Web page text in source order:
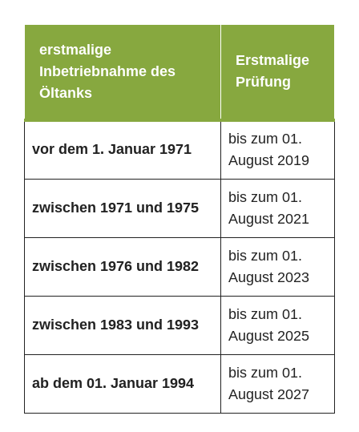
erstmalige
Inbetriebnahme des
Öltanks
Erstmalige
Prüfung
vor dem 1. Januar 1971
bis zum 01.
August 2019
zwischen 1971 und 1975
bis zum 01.
August 2021
zwischen 1976 und 1982
bis zum 01.
August 2023
zwischen 1983 und 1993
bis zum 01.
August 2025
ab dem 01. Januar 1994
bis zum 01.
August 2027